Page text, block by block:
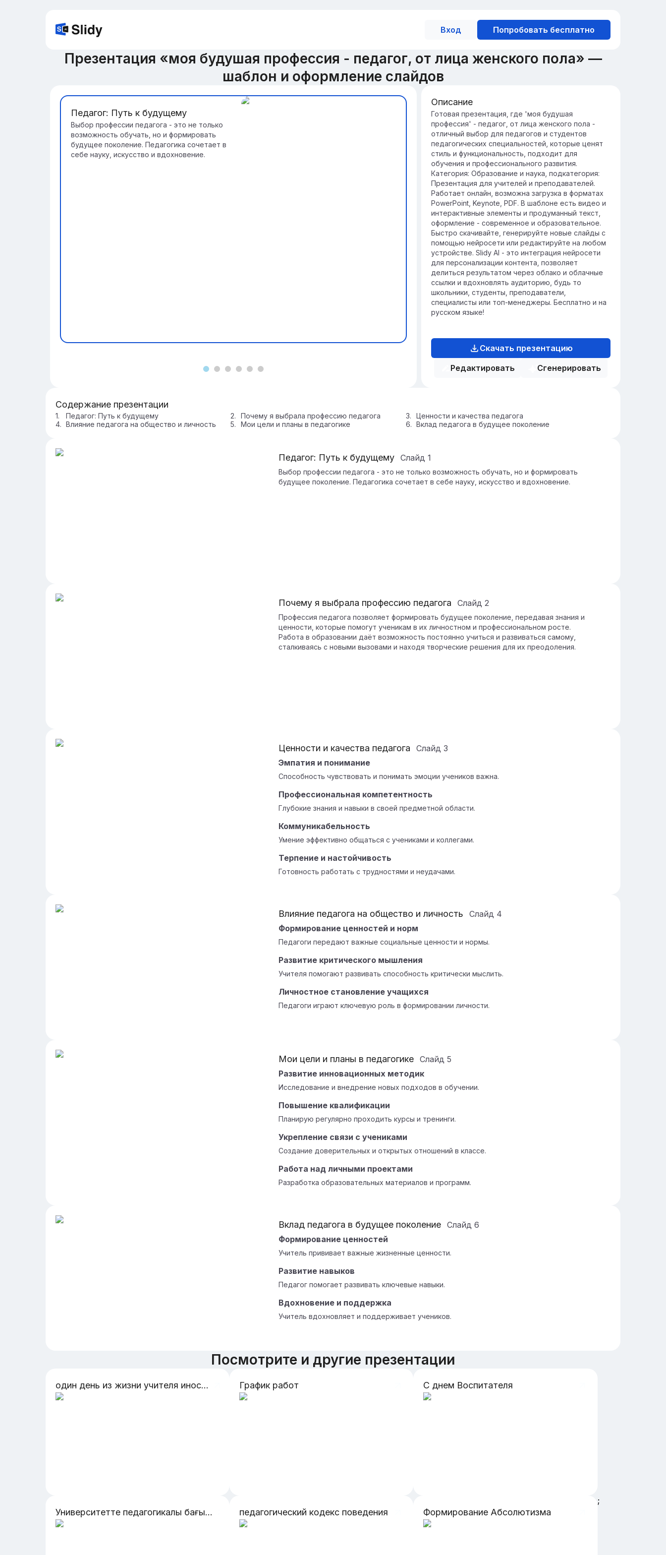
Вход Попробовать бесплатно
Презентация «моя будушая профессия - педагог, от лица женского пола» —
шаблон и оформление слайдов
Педагог: Путь к будущему
Выбор профессии педагога - это не только
возможность обучать, но и формировать
будущее поколение. Педагогика сочетает в
себе науку, искусство и вдохновение.
Почему я выбрала профессию
педагога
Профессия педагога позволяет формировать
будущее поколение, передавая знания и
ценности, которые помогут ученикам в их
личностном и профессиональном росте.
Работа в образовании даёт возможность
постоянно учиться и развиваться самому,
сталкиваясь с новыми вызовами и находя
творческие решения для их преодоления.
Описание
Готовая презентация, где 'моя будушая
профессия' - педагог, от лица женского пола -
отличный выбор для педагогов и студентов
педагогических специальностей, которые ценят
стиль и функциональность, подходит для
обучения и профессионального развития.
Категория: Образование и наука, подкатегория:
Презентация для учителей и преподавателей.
Работает онлайн, возможна загрузка в форматах
PowerPoint, Keynote, PDF. В шаблоне есть видео и
интерактивные элементы и продуманный текст,
оформление - современное и образовательное.
Быстро скачивайте, генерируйте новые слайды с
помощью нейросети или редактируйте на любом
устройстве. Slidy AI - это интеграция нейросети
для персонализации контента, позволяет
делиться результатом через облако и облачные
ссылки и вдохновлять аудиторию, будь то
школьники, студенты, преподаватели,
специалисты или топ-менеджеры. Бесплатно и на
русском языке!
Скачать презентацию
Редактировать
Сгенерировать
Содержание презентации
Педагог: Путь к будущему Почему я выбрала профессию педагога
Ценности и качества педагога
Влияние педагога на общество и личность
Мои цели и планы в педагогике Вклад педагога в будущее поколение
Педагог: Путь к будущему Слайд 1
Выбор профессии педагога - это не только возможность обучать, но и формировать
будущее поколение. Педагогика сочетает в себе науку, искусство и вдохновение.
Почему я выбрала профессию педагога Слайд 2
Профессия педагога позволяет формировать будущее поколение, передавая знания и
ценности, которые помогут ученикам в их личностном и профессиональном росте.
Работа в образовании даёт возможность постоянно учиться и развиваться самому,
сталкиваясь с новыми вызовами и находя творческие решения для их преодоления.
Ценности и качества педагога Слайд 3
Эмпатия и понимание
Способность чувствовать и понимать эмоции учеников важна.
Профессиональная компетентность
Глубокие знания и навыки в своей предметной области.
Коммуникабельность
Умение эффективно общаться с учениками и коллегами.
Терпение и настойчивость
Готовность работать с трудностями и неудачами.
Влияние педагога на общество и личность Слайд 4
Формирование ценностей и норм
Педагоги передают важные социальные ценности и нормы.
Развитие критического мышления
Учителя помогают развивать способность критически мыслить.
Личностное становление учащихся
Педагоги играют ключевую роль в формировании личности.
Мои цели и планы в педагогике Слайд 5
Развитие инновационных методик
Исследование и внедрение новых подходов в обучении.
Повышение квалификации
Планирую регулярно проходить курсы и тренинги.
Укрепление связи с учениками
Создание доверительных и открытых отношений в классе.
Работа над личными проектами
Разработка образовательных материалов и программ.
Вклад педагога в будущее поколение Слайд 6
Формирование ценностей
Учитель прививает важные жизненные ценности.
Развитие навыков
Педагог помогает развивать ключевые навыки.
Вдохновение и поддержка
Учитель вдохновляет и поддерживает учеников.
Посмотрите и другие презентации
один день из жизни учителя иностранного языка График работ С днем Воспитателя
Университетте педагогикалық бағыттағы кадр даярлаудың қазіргі жағдайы және дамуы педагогический кодекс поведения Формирование Абсолютизма
;